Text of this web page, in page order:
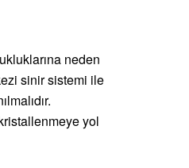
neden
sinir sistemi ile
yol